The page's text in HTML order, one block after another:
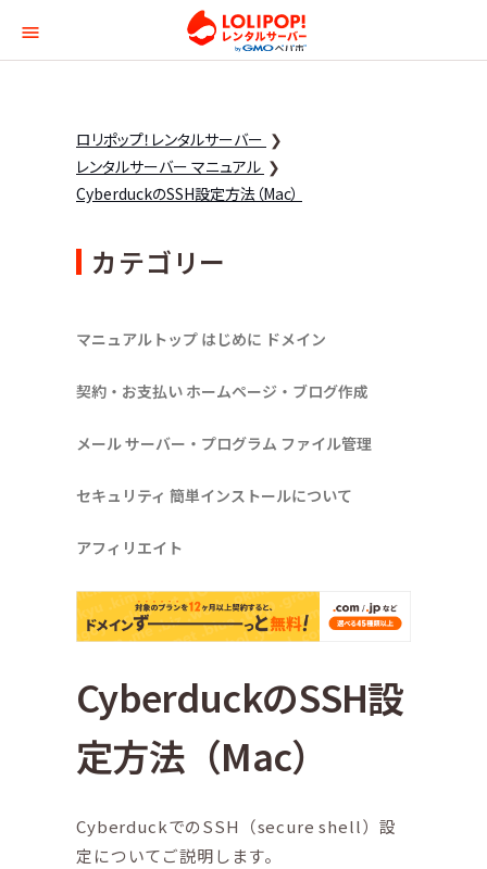
ロリポップ！レンタル
ロリポップ！レンタルサーバー
レンタルサーバー マニュアル
CyberduckのSSH設定方法（Mac）
カテゴリー
マニュアルトップ はじめに ドメイン
契約・お支払い ホームページ・ブログ作成
メールサーバー・プログラム ファイル管理
セキュリティ 簡単インストールについて
アフィリエイト
CyberduckのSSH設
定方法（Mac）
CyberduckでのSSH（secure shell）設
定についてご説明します。